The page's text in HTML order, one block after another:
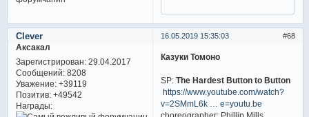
68
16.05.2019 15:35:03
Clever
Аксакал
Зарегистрирован: 29.04.2017
Сообщений:8208
Уважение: +39119
Позитив: +49542
Награды:
Казуки Томоно
SP:The Hardest Button to Button
https://www.youtube.com/watch?
v=2SMmL6k … e=youtu.be